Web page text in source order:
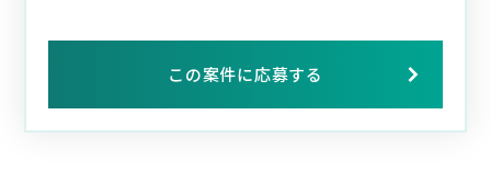
この案件に応募する